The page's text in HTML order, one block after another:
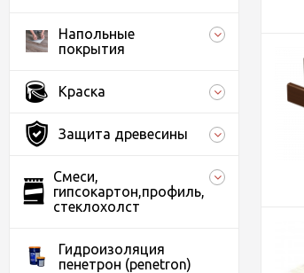
Напольные
покрытия
Краска
Защита древесины
Смеси,
гипсокартон,профиль,
стеклохолст
Гидроизоляция
пенетрон (penetron)